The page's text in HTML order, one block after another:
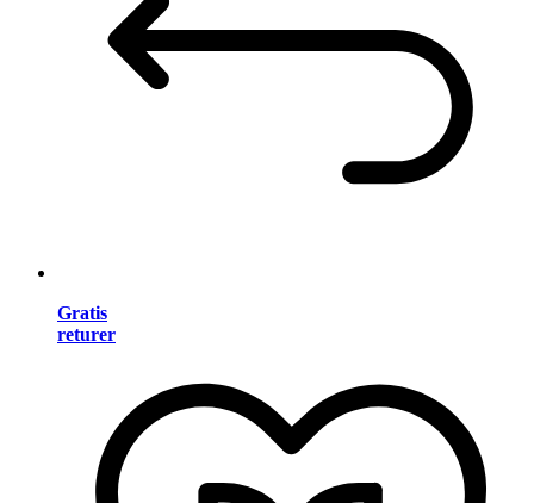
Gratis
returer